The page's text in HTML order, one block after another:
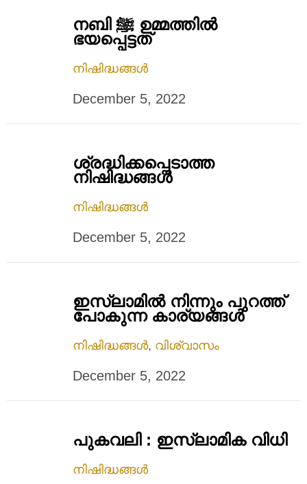
നബി ﷺ ഉമ്മത്തില്‍
ഭയപ്പെട്ടത്
നിഷിദ്ധങ്ങൾ
December 5, 2022
ശ്രദ്ധിക്കപ്പെടാത്ത
നിഷിദ്ധങ്ങൾ
നിഷിദ്ധങ്ങൾ
December 5, 2022
ഇസ്ലാമിൽ നിന്നും പുറത്ത്
പോകുന്ന കാര്യങ്ങൾ
നിഷിദ്ധങ്ങൾ, വിശ്വാസം
December 5, 2022
പുകവലി : ഇസ്ലാമിക വിധി
നിഷിദ്ധങ്ങൾ